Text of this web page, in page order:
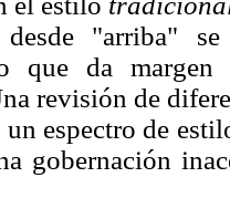
"arriba"
que da margen
revisión de
un espectro de
gobernación